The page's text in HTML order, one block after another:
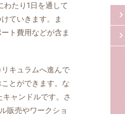
たり1日を通して
ていきます。ま
ト費用などが含ま
キュラムへ進んで
とができます。な
ャンドルです。さ
販売やワークショ